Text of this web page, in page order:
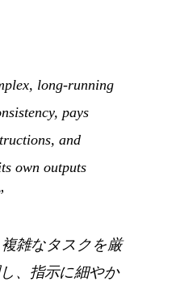
long-running
pays
and
own outputs
複雑なタスクを厳
、指示に細やか